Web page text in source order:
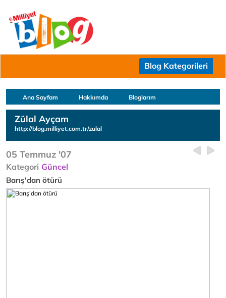
Blog Kategorileri
Ana Sayfam Hakkımda Bloglarım
Zülal Ayçam
http://blog.milliyet.com.tr/zulal
05 Temmuz '07
Kategori Güncel
Barış'dan ötürü